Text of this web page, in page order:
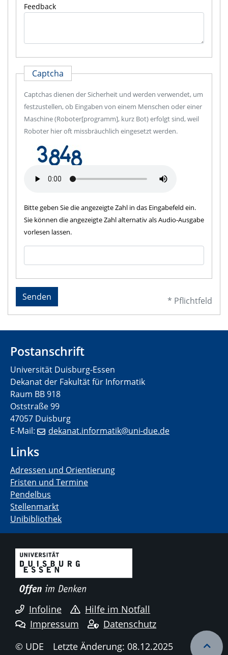
Feedback
Captcha
Captchas dienen der Sicherheit und werden verwendet, um
festzustellen, ob Eingaben von einem Menschen oder einer
Maschine (Roboter[programm], kurz Bot) erfolgt sind, weil
Roboter hier oft missbräuchlich eingesetzt werden.
Bitte geben Sie die angezeigte Zahl in das Eingabefeld ein.
Sie können die angezeigte Zahl alternativ als Audio-Ausgabe
vorlesen lassen.
Senden * Pflichtfeld
Postanschrift
Universität Duisburg-Essen
Dekanat der Fakultät für Informatik
Raum BB 918
Oststraße 99
47057 Duisburg
E-Mail:
dekanat.informatik@uni-due.de
Links
Adressen und Orientierung
Fristen und Termine
Pendelbus
Stellenmarkt
Unibibliothek
Infoline
Hilfe im Notfall
Impressum
Datenschutz
© UDE
Letzte Änderung: 08.12.2025